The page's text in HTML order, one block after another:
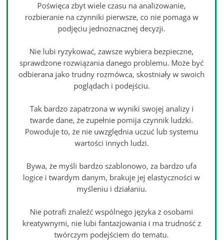
Poświęca zbyt wiele czasu na analizowanie,
rozbieranie na czynniki pierwsze, co nie pomaga w
podjęciu jednoznacznej decyzji.
Nie lubi ryzykować, zawsze wybiera bezpieczne,
sprawdzone rozwiązania danego problemu. Może być
odbierana jako trudny rozmówca, skostniały w swoich
poglądach i podejściu.
Tak bardzo zapatrzona w wyniki swojej analizy i
twarde dane, że zupełnie pomija czynnik ludzki.
Powoduje to, że nie uwzględnia uczuć lub systemu
wartości innych ludzi.
Bywa, że myśli bardzo szablonowo, za bardzo ufa
logice i twardym danym, brakuje jej elastyczności w
myśleniu i działaniu.
Nie potrafi znaleźć wspólnego języka z osobami
kreatywnymi, nie lubi fantazjowania i ma trudność z
twórczym podejściem do tematu.